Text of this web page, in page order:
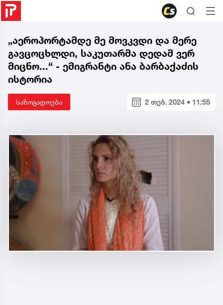
„აეროპორტამდე მე მოვკვდი და მერე
გავცოცხლდი, საკუთარმა დედამ ვერ
მიცნო...“ - ემიგრანტი ანა ბარბაქაძის
ისტორია
საზოგადოება 2 თებ. 2024 • 11:55